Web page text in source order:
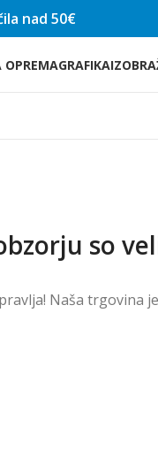
nad 50€
OPREMAGRAFIKA
so
Naša trgovina